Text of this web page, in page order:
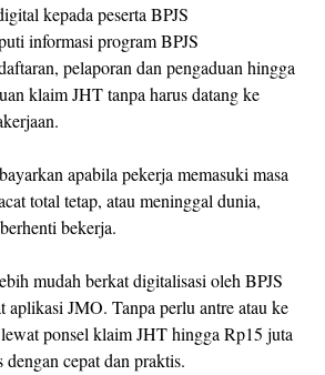
kepada peserta BPJS
informasi program BPJS
pelaporan dan pengaduan hingga
klaim JHT tanpa harus datang ke
apabila pekerja memasuki masa
total tetap, atau meninggal dunia,
bekerja.
mudah berkat digitalisasi oleh BPJS
aplikasi JMO. Tanpa perlu antre atau ke
ponsel klaim JHT hingga Rp15 juta
cepat dan praktis.